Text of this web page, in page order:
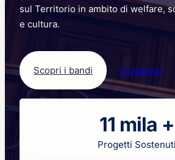
sul Territorio in ambito di welfare,
e cultura.
Scopri i bandi Contattaci
11 mila +
Progetti Sostenuti